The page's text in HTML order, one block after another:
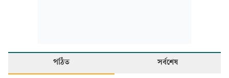
পঠিত সর্বশেষ